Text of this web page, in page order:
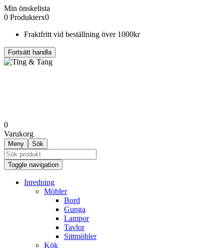
Min önskelista
0 Produkterx0
Fraktfritt vid beställning över 1000kr
Fortsätt handla
0
Varukorg
Meny Sök
Toggle navigation
Inredning
Möbler
Bord
Gunga
Lampor
Tavlor
Sittmöbler
Kök